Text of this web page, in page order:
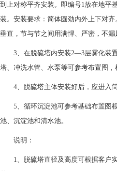
到上对称平齐安装。即编号1放在地平
装。安装要求：简体圆劲内外上下对
垂直，节与节之间用满悍、严密，不漏
3、在脱硫塔内安装2—3层雾化装
塔、冲洗水管、水泵等可参考布置图，
4、脱硫塔主体安装好后，应进入
5、循环沉淀池可参考基础布置图
池、沉淀池和清水池。
说明：
1、脱硫塔直径及高度可根据客户